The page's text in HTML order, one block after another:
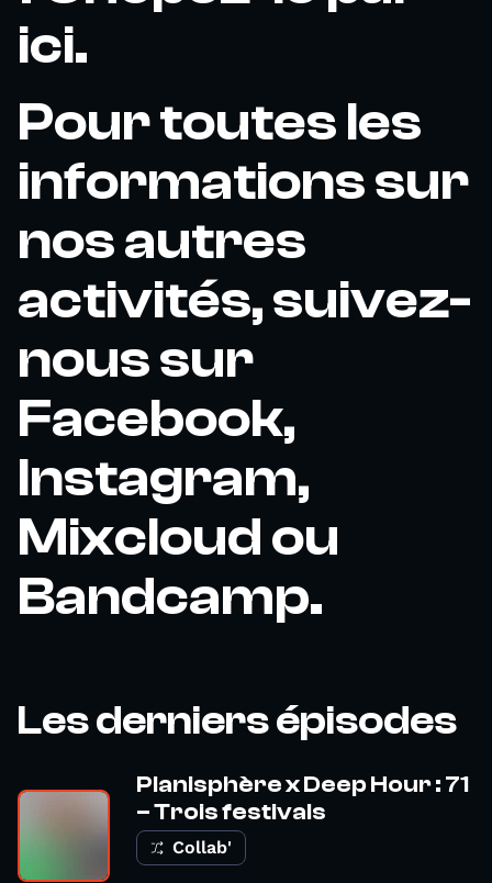
ici.
Pour toutes les
informations sur
nos autres
activités, suivez-
nous sur
Facebook,
Instagram,
Mixcloud ou
Bandcamp.
Les derniers épisodes
Planisphère x Deep Hour : 71
– Trois festivals
Collab'